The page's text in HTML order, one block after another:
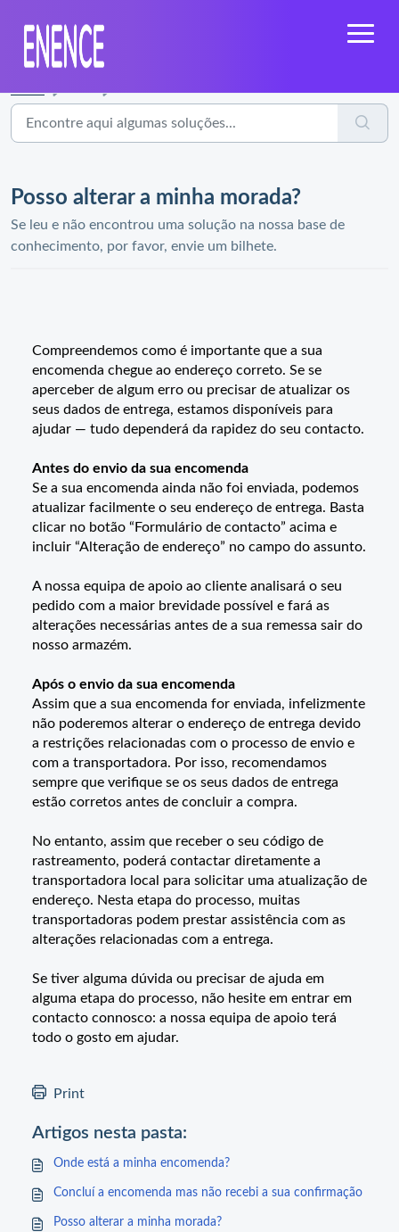
Posso alterar a minha morada?
Se leu e não encontrou uma solução na nossa base de
conhecimento, por favor, envie um bilhete.
Compreendemos como é importante que a sua
encomenda chegue ao endereço correto. Se se
aperceber de algum erro ou precisar de atualizar os
seus dados de entrega, estamos disponíveis para
ajudar — tudo dependerá da rapidez do seu contacto.
Antes do envio da sua encomenda
Se a sua encomenda ainda não foi enviada, podemos
atualizar facilmente o seu endereço de entrega. Basta
clicar no botão “Formulário de contacto” acima e
incluir “Alteração de endereço” no campo do assunto.
A nossa equipa de apoio ao cliente analisará o seu
pedido com a maior brevidade possível e fará as
alterações necessárias antes de a sua remessa sair do
nosso armazém.
Após o envio da sua encomenda
Assim que a sua encomenda for enviada, infelizmente
não poderemos alterar o endereço de entrega devido
a restrições relacionadas com o processo de envio e
com a transportadora. Por isso, recomendamos
sempre que verifique se os seus dados de entrega
estão corretos antes de concluir a compra.
No entanto, assim que receber o seu código de
rastreamento, poderá contactar diretamente a
transportadora local para solicitar uma atualização de
endereço. Nesta etapa do processo, muitas
transportadoras podem prestar assistência com as
alterações relacionadas com a entrega.
Se tiver alguma dúvida ou precisar de ajuda em
alguma etapa do processo, não hesite em entrar em
contacto connosco: a nossa equipa de apoio terá
todo o gosto em ajudar.
Print
Artigos nesta pasta:
Onde está a minha encomenda?
Concluí a encomenda mas não recebi a sua confirmação
Posso alterar a minha morada?